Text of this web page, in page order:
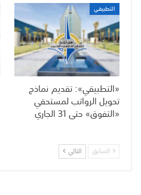
التطبيقي
«التطبيقي»: تقديم نماذج
تحويل الرواتب لمستحقي
«التفوق» حتى 31 الجاري
السابق التالي